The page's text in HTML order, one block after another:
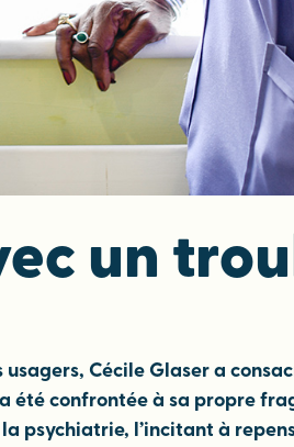
un
Cécile Glaser a
été confrontée à sa propre
psychiatrie, l’incitant à